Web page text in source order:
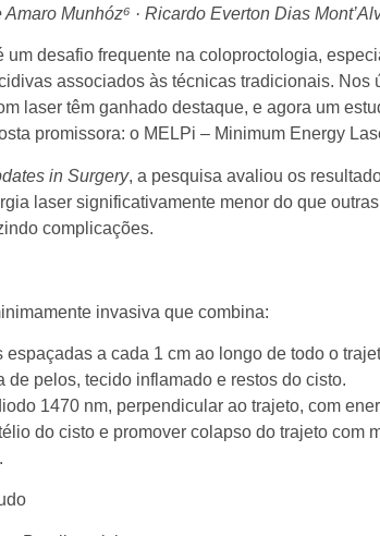
Munhóz⁶ · Ricardo Everton Dias
um desafio frequente na coloproctologia,
associados às técnicas tradicionais. Nos
laser têm ganhado destaque, e agora um
promissora: o MELPi – Minimum Energy
in Surgery, a pesquisa avaliou os
laser significativamente menor do que
complicações.
invasiva que combina:
espaçadas a cada 1 cm ao longo de todo o
de pelos, tecido inflamado e restos do cisto.
1470 nm, perpendicular ao trajeto, com
do cisto e promover colapso do trajeto com